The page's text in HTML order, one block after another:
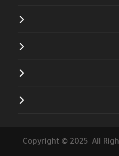
Copyright © 2025 All